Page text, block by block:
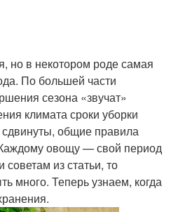
но в некотором роде самая
По большей части
сезона «звучат»
климата сроки уборки
общие правила
овощу — свой период
из статьи, то
много. Теперь узнаем, когда